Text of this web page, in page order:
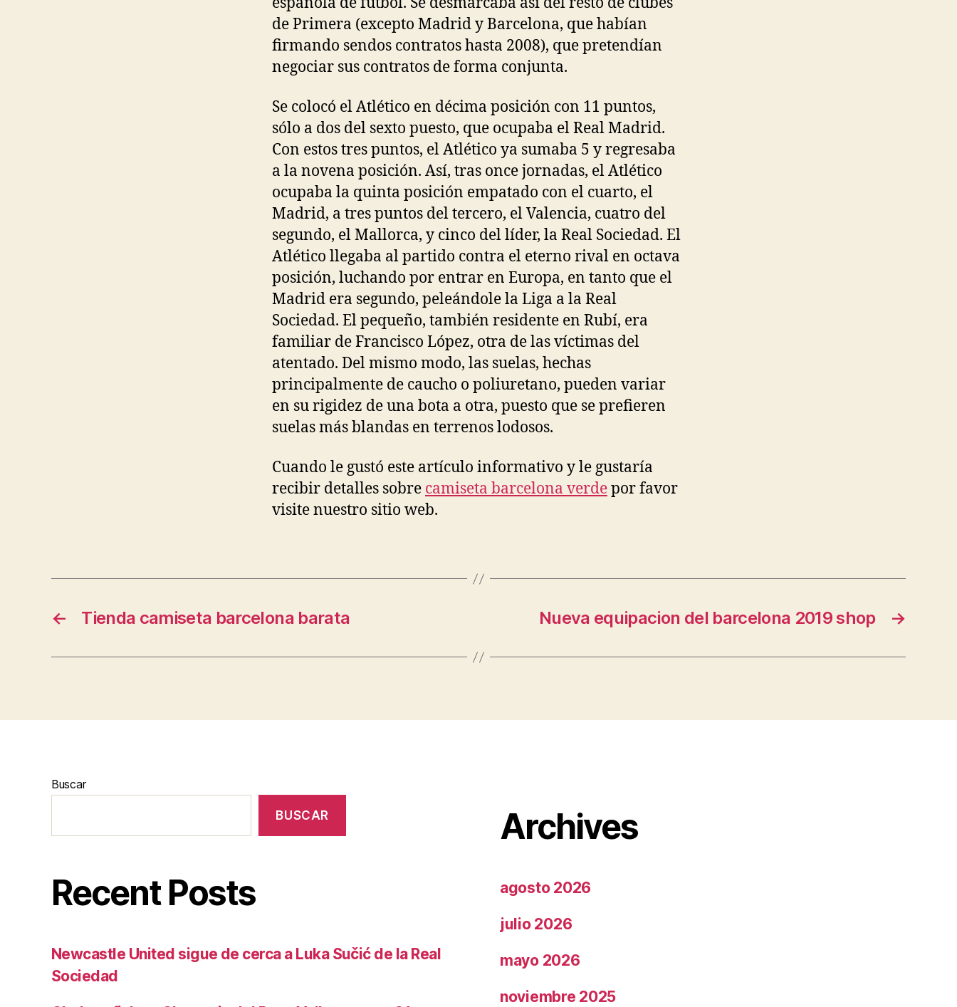
de Primera (excepto Madrid y Barcelona, que habían
firmando sendos contratos hasta 2008), que pretendían
negociar sus contratos de forma conjunta.
Se colocó el Atlético en décima posición con 11 puntos,
sólo a dos del sexto puesto, que ocupaba el Real Madrid.
Con estos tres puntos, el Atlético ya sumaba 5 y regresaba
a la novena posición. Así, tras once jornadas, el Atlético
ocupaba la quinta posición empatado con el cuarto, el
Madrid, a tres puntos del tercero, el Valencia, cuatro del
segundo, el Mallorca, y cinco del líder, la Real Sociedad. El
Atlético llegaba al partido contra el eterno rival en octava
posición, luchando por entrar en Europa, en tanto que el
Madrid era segundo, peleándole la Liga a la Real
Sociedad. El pequeño, también residente en Rubí, era
familiar de Francisco López, otra de las víctimas del
atentado. Del mismo modo, las suelas, hechas
principalmente de caucho o poliuretano, pueden variar
en su rigidez de una bota a otra, puesto que se prefieren
suelas más blandas en terrenos lodosos.
Cuando le gustó este artículo informativo y le gustaría
recibir detalles sobre camiseta barcelona verdepor favor
visite nuestro sitio web.
← Tienda camiseta barcelona barata →
Nueva equipacion del barcelona 2019 shop
Buscar
BUSCAR
Recent Posts
Newcastle United sigue de cerca a Luka Sučić de la Real
Sociedad
Archives
agosto 2026
julio 2026
mayo 2026
noviembre 2025